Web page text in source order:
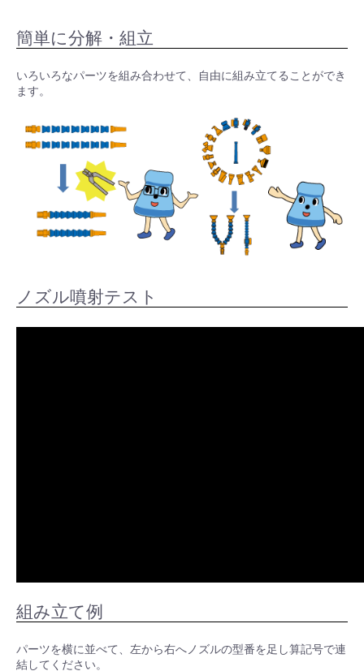
簡単に分解・組立
いろいろなパーツを組み合わせて、自由に組み立てることができ
ます。
ノズル噴射テスト
組み立て例
パーツを横に並べて、左から右へノズルの型番を足し算記号で連
結してください。